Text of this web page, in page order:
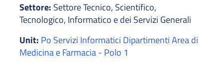
Settore: Settore Tecnico, Scientifico,
Tecnologico, Informatico e dei Servizi Generali
Unit: Po Servizi Informatici Dipartimenti Area di
Medicina e Farmacia - Polo 1